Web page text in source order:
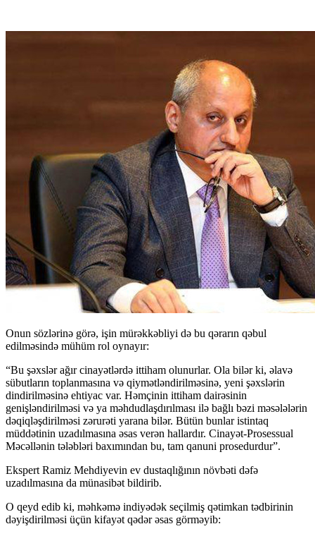
Onun sözlərinə görə, işin mürəkkəbliyi də bu qərarın qəbul
edilməsində mühüm rol oynayır:
“Bu şəxslər ağır cinayətlərdə ittiham olunurlar. Ola bilər ki, əlavə
sübutların toplanmasına və qiymətləndirilməsinə, yeni şəxslərin
dindirilməsinə ehtiyac var. Həmçinin ittiham dairəsinin
genişləndirilməsi və ya məhdudlaşdırılması ilə bağlı bəzi məsələlərin
dəqiqləşdirilməsi zərurəti yarana bilər. Bütün bunlar istintaq
müddətinin uzadılmasına əsas verən hallardır. Cinayət-Prosessual
Məcəllənin tələbləri baxımından bu, tam qanuni prosedurdur”.
Ekspert Ramiz Mehdiyevin ev dustaqlığının növbəti dəfə
uzadılmasına da münasibət bildirib.
O qeyd edib ki, məhkəmə indiyədək seçilmiş qətimkan tədbirinin
dəyişdirilməsi üçün kifayət qədər əsas görməyib: